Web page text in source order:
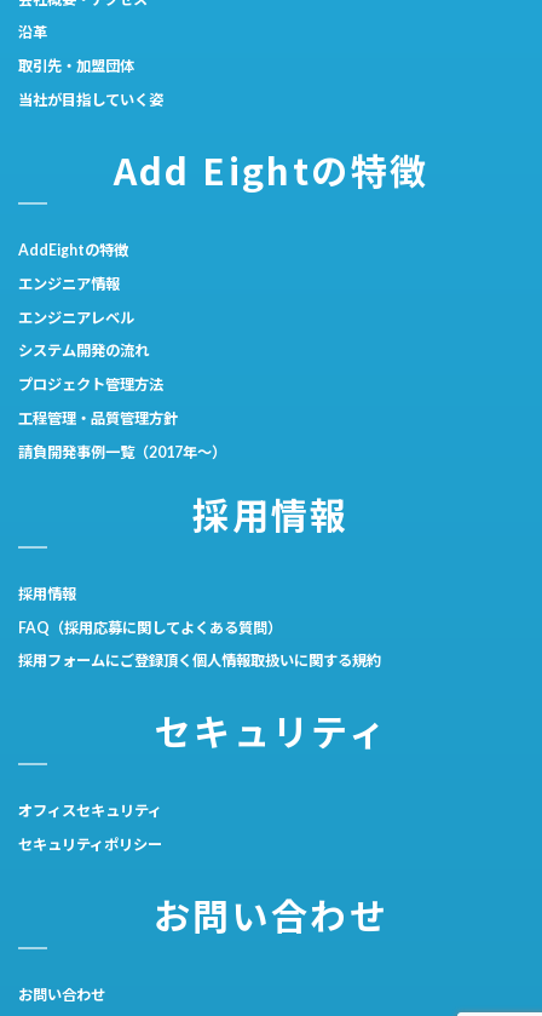
沿革
取引先・加盟団体
当社が目指していく姿
Add Eightの特徴
AddEightの特徴
エンジニア情報
エンジニアレベル
システム開発の流れ
プロジェクト管理方法
工程管理・品質管理方針
請負開発事例一覧（2017年～）
採用情報
採用情報
FAQ（採用応募に関してよくある質問）
採用フォームにご登録頂く個人情報取扱いに関する規約
セキュリティ
オフィスセキュリティ
セキュリティポリシー
お問い合わせ
お問い合わせ